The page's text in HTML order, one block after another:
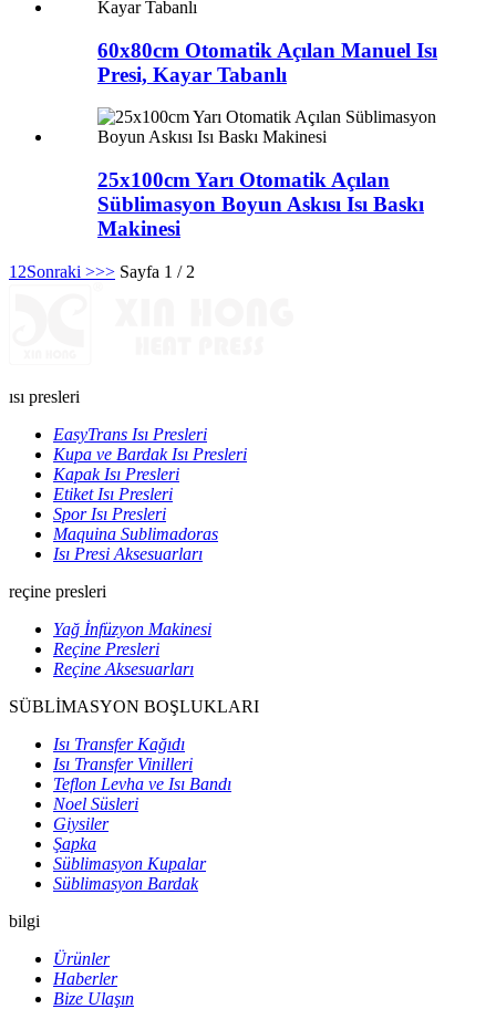
60x80cm Otomatik Açılan Manuel Isı
Presi, Kayar Tabanlı
25x100cm Yarı Otomatik Açılan
Süblimasyon Boyun Askısı Isı Baskı
Makinesi
1 2Sonraki >>> Sayfa 1 / 2
ısı presleri
EasyTrans Isı Presleri
Kupa ve Bardak Isı Presleri
Kapak Isı Presleri
Etiket Isı Presleri
Spor Isı Presleri
Maquina Sublimadoras
Isı Presi Aksesuarları
reçine presleri
Yağ İnfüzyon Makinesi
Reçine Presleri
Reçine Aksesuarları
SÜBLİMASYON BOŞLUKLARI
Isı Transfer Kağıdı
Isı Transfer Vinilleri
Teflon Levha ve Isı Bandı
Noel Süsleri
Giysiler
Şapka
Süblimasyon Kupalar
Süblimasyon Bardak
bilgi
Ürünler
Haberler
Bize Ulaşın